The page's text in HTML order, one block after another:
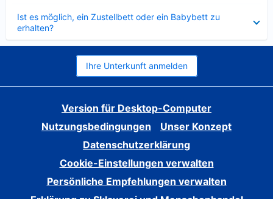
Ist es möglich, ein Zustellbett oder ein Babybett zu
erhalten?
Ihre Unterkunft anmelden
Version für Desktop-Computer
Nutzungsbedingungen
Unser Konzept
Datenschutzerklärung
Cookie-Einstellungen verwalten
Persönliche Empfehlungen verwalten